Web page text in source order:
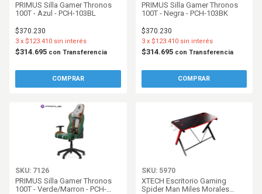
PRIMUS Silla Gamer Thronos
100T - Azul - PCH-103BL
$370.230
$314.695 con Transferencia
3 x $123.410 sin interés
PRIMUS Silla Gamer Thronos
100T - Negra - PCH-103BK
$370.230
$314.695 con Transferencia
3 x $123.410 sin interés
SKU: 7126
PRIMUS Silla Gamer Thronos
100T - Verde/Marron - PCH-
SKU: 5970
XTECH Escritorio Gaming
Spider Man Miles Morales